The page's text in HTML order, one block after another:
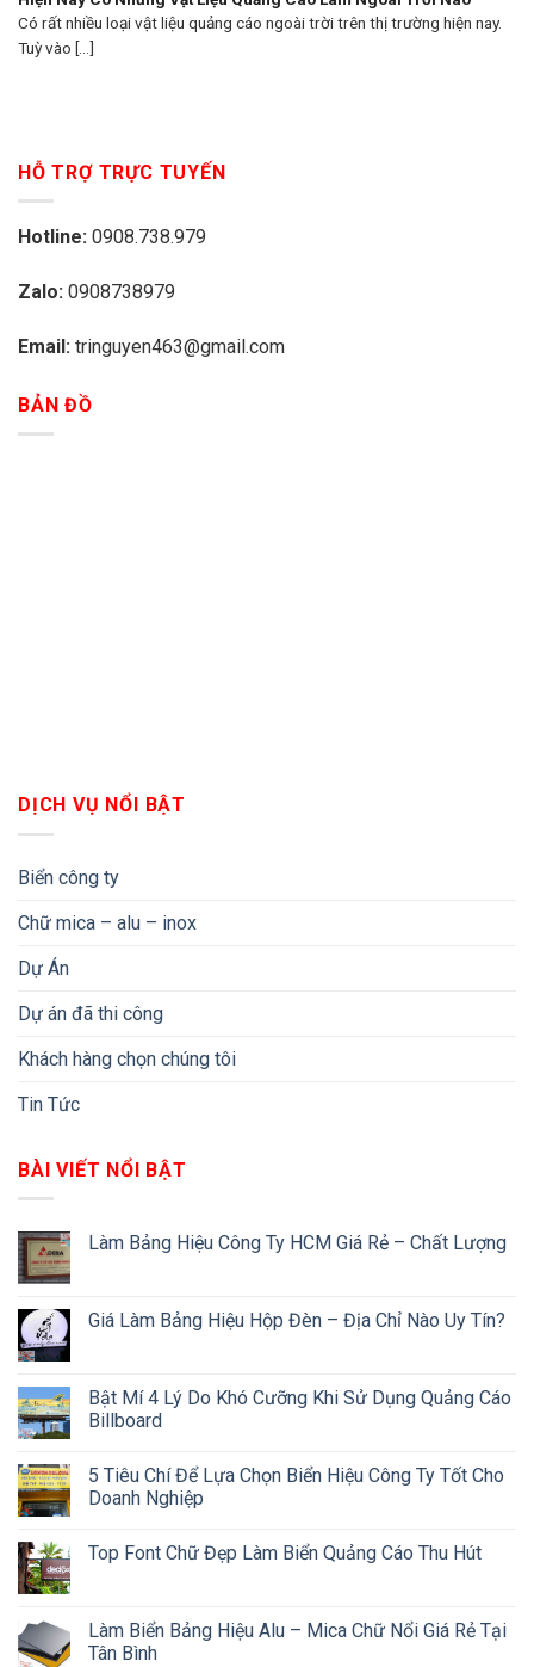
Có rất nhiều loại vật liệu quảng cáo ngoài trời trên thị trường hiện nay.
Tuỳ vào [...]
HỖ TRỢ TRỰC TUYẾN
Hotline: 0908.738.979
Zalo: 0908738979
Email: tringuyen463@gmail.com
BẢN ĐỒ
DỊCH VỤ NỔI BẬT
Biển công ty
Chữ mica – alu – inox
Dự Án
Dự án đã thi công
Khách hàng chọn chúng tôi
Tin Tức
BÀI VIẾT NỔI BẬT
Làm Bảng Hiệu Công Ty HCM Giá Rẻ – Chất Lượng
Giá Làm Bảng Hiệu Hộp Đèn – Địa Chỉ Nào Uy Tín?
Bật Mí 4 Lý Do Khó Cưỡng Khi Sử Dụng Quảng Cáo
Billboard
5 Tiêu Chí Để Lựa Chọn Biển Hiệu Công Ty Tốt Cho
Doanh Nghiệp
Top Font Chữ Đẹp Làm Biển Quảng Cáo Thu Hút
Làm Biển Bảng Hiệu Alu – Mica Chữ Nổi Giá Rẻ Tại
Tân Bình